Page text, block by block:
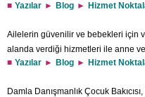
Yazılar Blog Hizmet
Ailelerin güvenilir ve bebekleri için
alanda verdiği hizmetleri ile anne ve
hizmetinde bebekleriniz için en iyi
Yazılar Blog Hizmet
Damla Danışmanlık Çocuk